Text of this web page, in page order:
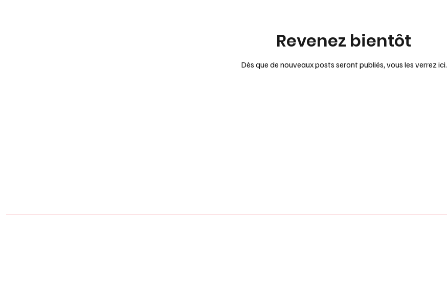
Revenez bientôt
Dès que de nouveaux posts seront publiés, vous les verrez ici.